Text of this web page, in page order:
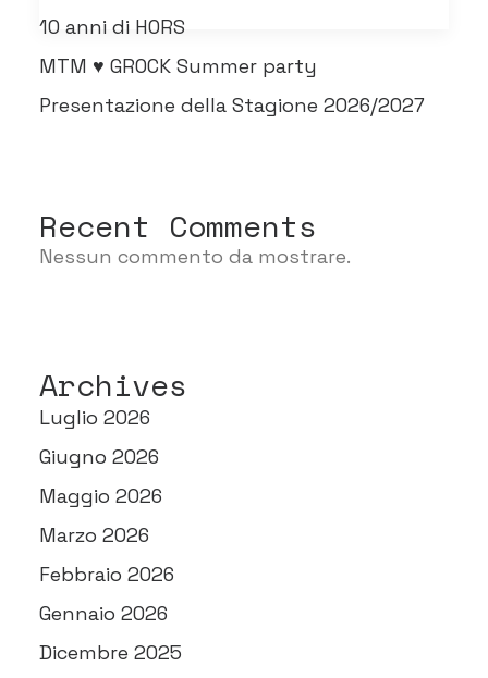
10 anni di HORS
MTM ♥ GROCK Summer party
Presentazione della Stagione 2026/2027
Recent Comments
Nessun commento da mostrare.
Archives
Luglio 2026
Giugno 2026
Maggio 2026
Marzo 2026
Febbraio 2026
Gennaio 2026
Dicembre 2025